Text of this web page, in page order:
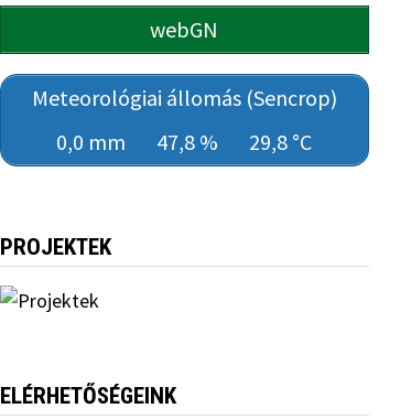
webGN
Meteorológiai állomás (Sencrop)
0,0 mm
47,8 % 29,8 °C
PROJEKTEK
ELÉRHETŐSÉGEINK